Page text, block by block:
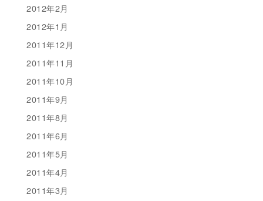
2012年2月
2012年1月
2011年12月
2011年11月
2011年10月
2011年9月
2011年8月
2011年6月
2011年5月
2011年4月
2011年3月